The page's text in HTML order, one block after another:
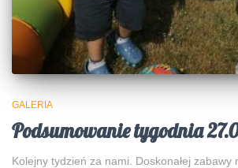
GALERIA
Podsumowanie tygodnia
Kolejny tydzień za nami. Doskonałej zabawy